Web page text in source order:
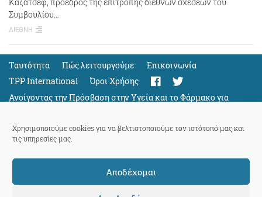
Χρησιμοποιούμε cookies για να βελτιστοποιούμε τον ιστότοπό μας και
τις υπηρεσίες μας.
Αποδέχομαι
Συμβουλίου…
ΔΙΕΘΝΗ
Ταυτότητα Πώς λειτουργούμε
Eπικοινωνία
TPP International
Όροι Χρήσης
Ανοίγοντας την Πρόσβαση στην Υγεία και το Φάρμακο για
Όλους
Support
ThePressProject
powered by our community members